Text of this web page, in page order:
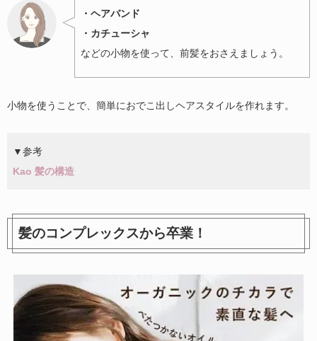
・ヘアバンド
・カチューシャ
などの小物を使って、前髪をおさえましょう。
小物を使うことで、簡単におでこ出しヘアスタイルを作れます。
▼参考
Kao 髪の構造
髪のコンプレックスから卒業！